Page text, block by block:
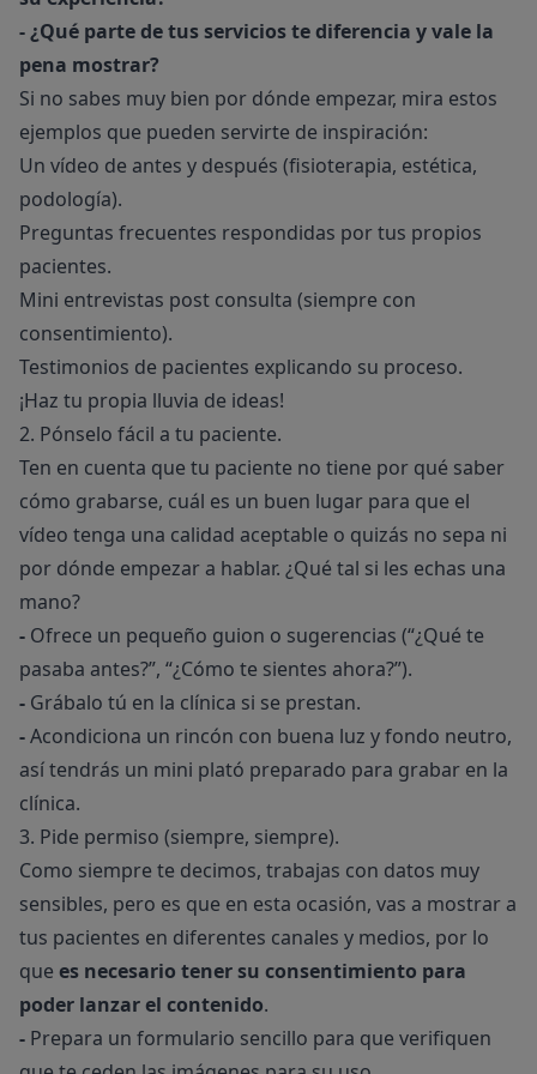
-¿Qué parte de tus servicios te diferencia y vale la
pena mostrar?
Si no sabes muy bien por dónde empezar, mira estos
ejemplos que pueden servirte de inspiración:
Un vídeo de antes y después (fisioterapia, estética,
podología).
Preguntas frecuentes respondidas por tus propios
pacientes.
Mini entrevistas post consulta (siempre con
consentimiento).
Testimonios de pacientes explicando su proceso.
¡Haz tu propia lluvia de ideas!
2. Pónselo fácil a tu paciente.
Ten en cuenta que tu paciente no tiene por qué saber
cómo grabarse, cuál es un buen lugar para que el
vídeo tenga una calidad aceptable o quizás no sepa ni
por dónde empezar a hablar. ¿Qué tal si les echas una
mano?
- Ofrece un pequeño guion o sugerencias (“¿Qué te
pasaba antes?”, “¿Cómo te sientes ahora?”).
- Grábalo tú en la clínica si se prestan.
-Acondiciona un rincón con buena luz y fondo neutro,
así tendrás un mini plató preparado para grabar en la
clínica.
3. Pide permiso (siempre, siempre).
Como siempre te decimos, trabajas con datos muy
sensibles, pero es que en esta ocasión, vas a mostrar a
tus pacientes en diferentes canales y medios, por lo
que es necesario tener su consentimiento para
poder lanzar el contenido.
- Prepara un formulario sencillo para que verifiquen